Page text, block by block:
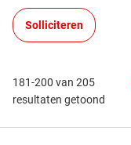
Solliciteren
181-200 van 205
resultaten getoond